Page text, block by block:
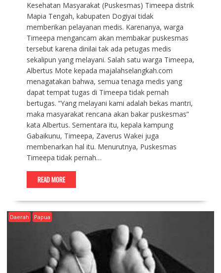
Kesehatan Masyarakat (Puskesmas) Timeepa distrik
Mapia Tengah, kabupaten Dogiyai tidak
memberikan pelayanan medis. Karenanya, warga
Timeepa mengancam akan membakar puskesmas
tersebut karena dinilai tak ada petugas medis
sekalipun yang melayani. Salah satu warga Timeepa,
Albertus Mote kepada majalahselangkah.com
menagatakan bahwa, semua tenaga medis yang
dapat tempat tugas di Timeepa tidak pernah
bertugas. “Yang melayani kami adalah bekas mantri,
maka masyarakat rencana akan bakar puskesmas”
kata Albertus. Sementara itu, kepala kampung
Gabaikunu, Timeepa, Zaverus Wakei juga
membenarkan hal itu. Menurutnya, Puskesmas
Timeepa tidak pernah…
READ MORE
Daerah Papua